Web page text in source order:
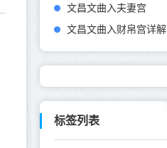
文昌文曲入夫妻宫
文昌文曲入财帛宫详解
标签列表